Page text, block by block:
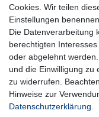
Impressum
Cookies. Wir teilen
Einstellungen benennen.
Die Datenverarbeitung
berechtigten
oder abgelehnt
und die Einwilligung zu
zu widerrufen.
Hinweise zur
Daten­schutz­erklärung